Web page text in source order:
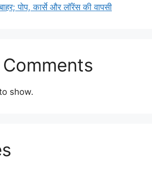
पोप, कार्से और लॉरेंस की वापसी
show.